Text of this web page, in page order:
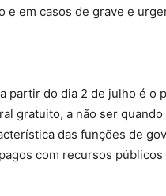
e em casos de grave e
partir do dia 2 de julho é o
gratuito, a não ser
das funções de
com recursos